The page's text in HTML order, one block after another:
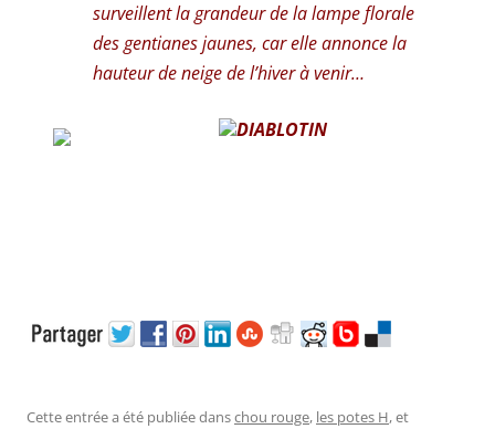
surveillent la grandeur de la lampe florale
des gentianes jaunes, car elle annonce la
hauteur de neige de l’hiver à venir…
DIABLOTIN
Cette entrée a été publiée danschou rouge, les potes H, et